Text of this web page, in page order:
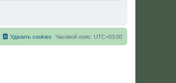
Часовой пояс: UTC+03:00
Удалить cookies